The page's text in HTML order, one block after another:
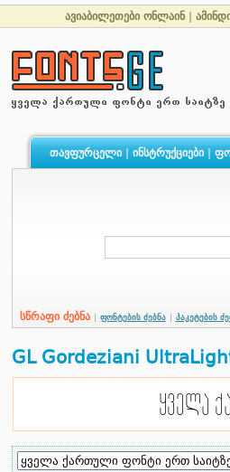
ავიაბილეთები ონლაინ
თავფურცელი| ინსტრუქციები|
სწრაფი ძებნა ფონტების ძებნა პაკეტების
GL Gordeziani